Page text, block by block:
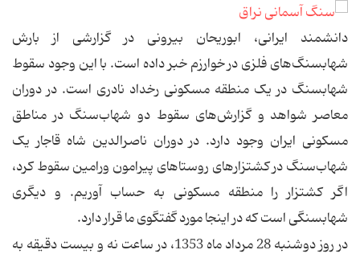
دانشمند ایرانی، ابوریحان بیرونی در گزارشی از بارش
شهابسنگ‌های فلزی در خوارزم خبر داده است. با این وجود سقوط
شهابسنگ در یک منطقه مسکونی رخداد نادری است. در دوران
معاصر شواهد و گزارش‌های سقوط دو شهاب‌سنگ در مناطق
مسکونی ایران وجود دارد. در دوران ناصرالدین شاه قاجار یک
شهاب‌سنگ در کشتزارهای روستاهای پیرامون ورامین سقوط کرد،
اگر کشتزار را منطقه مسکونی به حساب آوریم. و دیگری
شهابسنگی است که در اینجا مورد گفتگوی ما قرار دارد.
در روز دوشنبه 28 مرداد ماه 1353، در ساعت نه و بیست دقیقه به